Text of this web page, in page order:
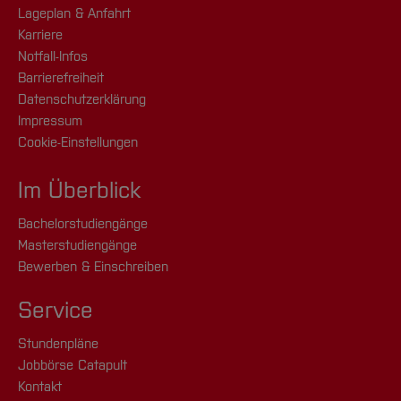
Lageplan & Anfahrt
Karriere
Notfall-Infos
Barrierefreiheit
Datenschutzerklärung
Impressum
Cookie-Einstellungen
Im Überblick
Bachelorstudiengänge
Masterstudiengänge
Bewerben & Einschreiben
Service
Stundenpläne
Jobbörse Catapult
Kontakt